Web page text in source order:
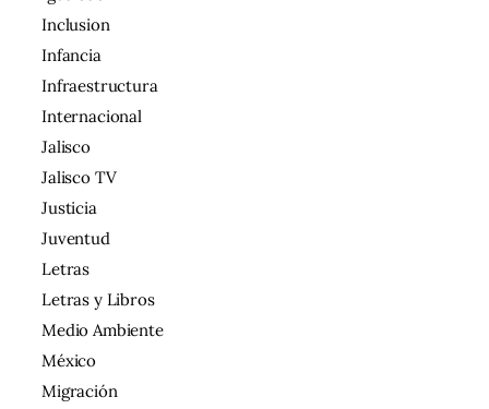
Inclusion
Infancia
Infraestructura
Internacional
Jalisco
Jalisco TV
Justicia
Juventud
Letras
Letras y Libros
Medio Ambiente
México
Migración